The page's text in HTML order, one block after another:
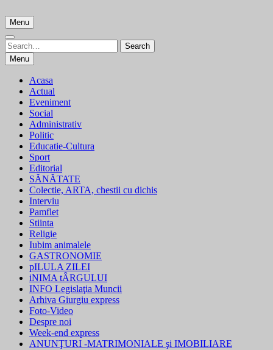
to
content
Menu
Search
for:
Search
Menu
Acasa
Actual
Eveniment
Social
Administrativ
Politic
Educatie-Cultura
Sport
Editorial
SĂNĂTATE
Colectie, ARTA, chestii cu dichis
Interviu
Pamflet
Stiinta
Religie
Iubim animalele
GASTRONOMIE
pILULA ZILEI
iNIMA tÂRGULUI
INFO Legislaţia Muncii
Arhiva Giurgiu express
Foto-Video
Despre noi
Week-end express
ANUNŢURI -MATRIMONIALE şi IMOBILIARE